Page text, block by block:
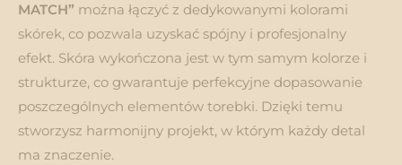
MATCH” można łączyć z dedykowanymi kolorami
skórek, co pozwala uzyskać spójny i profesjonalny
efekt. Skóra wykończona jest w tym samym kolorze i
strukturze, co gwarantuje perfekcyjne dopasowanie
poszczególnych elementów torebki. Dzięki temu
stworzysz harmonijny projekt, w którym każdy detal
ma znaczenie.